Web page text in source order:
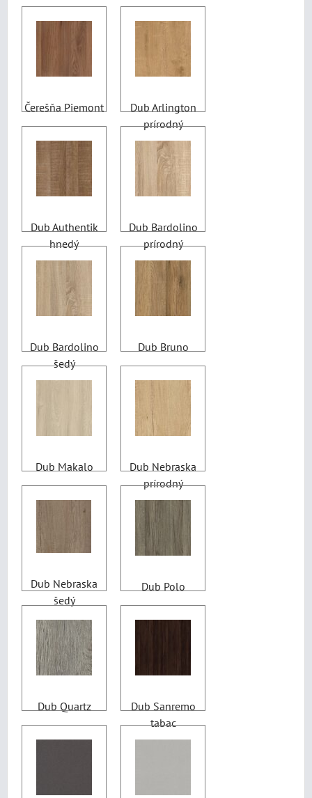
Čerešňa Piemont
Dub Arlington
prírodný
Dub Authentik
hnedý
Dub Bardolino
prírodný
Dub Bardolino
šedý
Dub Bruno
Dub Makalo
Dub Nebraska
prírodný
Dub Nebraska
šedý
Dub Polo
Dub Quartz
Dub Sanremo
tabac